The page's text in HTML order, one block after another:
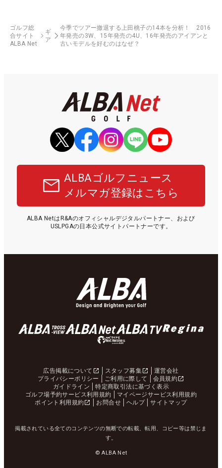
ゴルフ総
合サイト
ALBA Net
ギ
ア
今季でツアー撤退する上田桃子の14本を分析！ 2016
年発売の3W、15年発売の4U、16年発売のアイアンと
古いモデルを好むのはなぜ？
ALBAゴルフニュース
メルマガ登録はこちら
ALBA NetはR&Aのオフィシャルデジタルパートナー、および
USLPGAの日本公式サイトパートナーです。
広告掲載について スタッフ募集
運営会社
プライバシーポリシー
ご利用に際して
会員規約
ガイドライン
特定商取引法に基づく表示
ゴルフ場予約サービス利用規約
マイページサービス利用規約
ポイント利用規約
お問合せ ヘルプ サイトマップ
掲載されている全てのコンテンツの無断での転載、転用、コピー等は禁じま
す。
© ALBA Net